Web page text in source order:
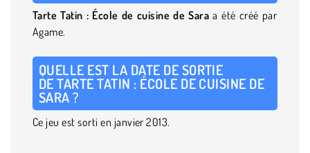
Tarte Tatin : École de cuisine de Sara a été créé par
Agame.
QUELLE EST LA DATE DE SORTIE
DE TARTE TATIN : ÉCOLE DE CUISINE DE
SARA ?
Ce jeu est sorti en janvier 2013.